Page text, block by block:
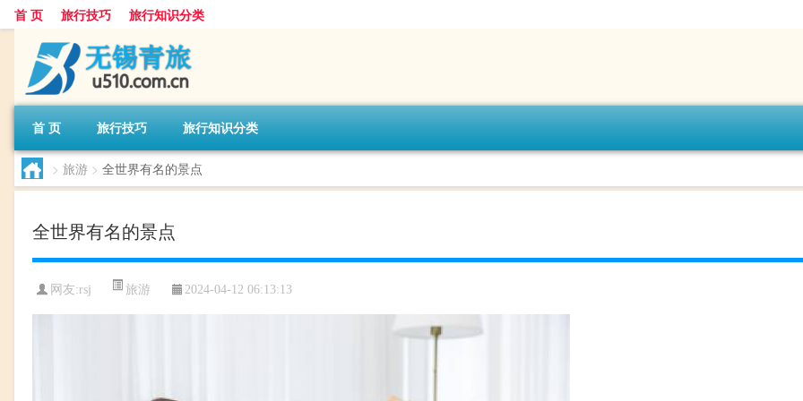
首 页 旅行技巧 旅行知识分类
首 页 旅行技巧 旅行知识分类
> 旅游 > 全世界有名的景点
全世界有名的景点
网友:rsj 旅游 2024-04-12 06:13:13